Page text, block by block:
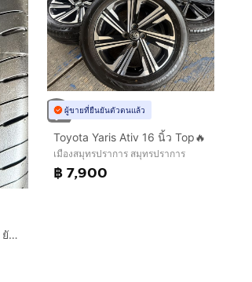
🔥ยางใหม่ ถอดศูนย์ป้ายแดง ยังไม่เคยใช้งาน🔥
ผู้ขายที่ยืนยันตัวตนแล้ว
Toyota Yaris Ativ 16 นิ้ว Top🔥
เมืองสมุทรปราการ สมุทรปราการ
฿ 7,900